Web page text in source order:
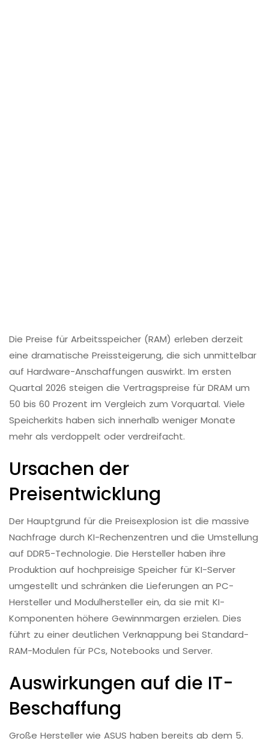
Die Preise für Arbeitsspeicher (RAM) erleben derzeit
eine dramatische Preissteigerung, die sich unmittelbar
auf Hardware-Anschaffungen auswirkt. Im ersten
Quartal 2026 steigen die Vertragspreise für DRAM um
50 bis 60 Prozent im Vergleich zum Vorquartal. Viele
Speicherkits haben sich innerhalb weniger Monate
mehr als verdoppelt oder verdreifacht.
Ursachen der
Preisentwicklung
Der Hauptgrund für die Preisexplosion ist die massive
Nachfrage durch KI-Rechenzentren und die Umstellung
auf DDR5-Technologie. Die Hersteller haben ihre
Produktion auf hochpreisige Speicher für KI-Server
umgestellt und schränken die Lieferungen an PC-
Hersteller und Modulhersteller ein, da sie mit KI-
Komponenten höhere Gewinnmargen erzielen. Dies
führt zu einer deutlichen Verknappung bei Standard-
RAM-Modulen für PCs, Notebooks und Server.​
Auswirkungen auf die IT-
Beschaffung
Große Hersteller wie ASUS haben bereits ab dem 5.